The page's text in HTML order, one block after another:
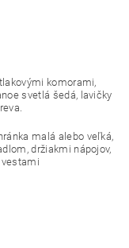
komorami,
svetlá šedá, lavičky
malá alebo veľká,
držiakmi nápojov,